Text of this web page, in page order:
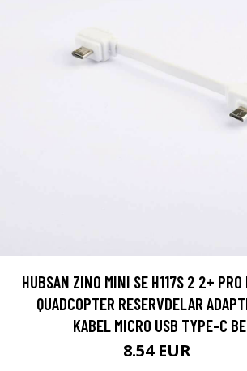
HUBSAN ZINO MINI SE H117S 2 2+ PRO
QUADCOPTER RESERVDELAR
KABEL MICRO USB TYPE-C
8.54 EUR